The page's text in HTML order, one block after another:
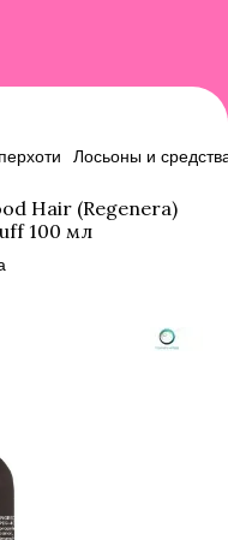
Лосьоны и
Hair (Regenera)
100 мл